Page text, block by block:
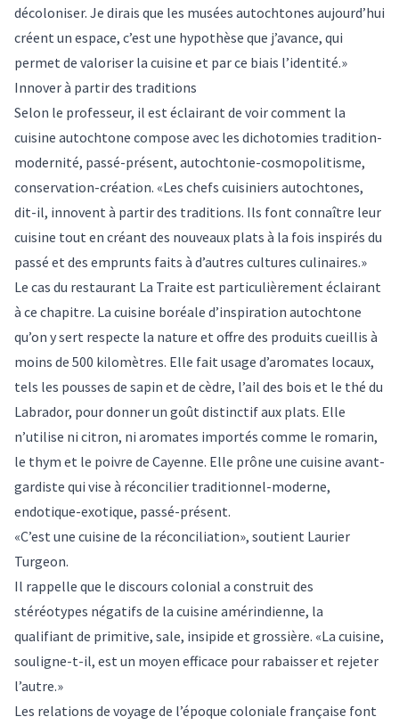
décoloniser. Je dirais que les musées autochtones aujourd’hui
créent un espace, c’est une hypothèse que j’avance, qui
permet de valoriser la cuisine et par ce biais l’identité.»
Innover à partir des traditions
Selon le professeur, il est éclairant de voir comment la
cuisine autochtone compose avec les dichotomies tradition-
modernité, passé-présent, autochtonie-cosmopolitisme,
conservation-création. «Les chefs cuisiniers autochtones,
dit-il, innovent à partir des traditions. Ils font connaître leur
cuisine tout en créant des nouveaux plats à la fois inspirés du
passé et des emprunts faits à d’autres cultures culinaires.»
Le cas du restaurant La Traite est particulièrement éclairant
à ce chapitre. La cuisine boréale d’inspiration autochtone
qu’on y sert respecte la nature et offre des produits cueillis à
moins de 500 kilomètres. Elle fait usage d’aromates locaux,
tels les pousses de sapin et de cèdre, l’ail des bois et le thé du
Labrador, pour donner un goût distinctif aux plats. Elle
n’utilise ni citron, ni aromates importés comme le romarin,
le thym et le poivre de Cayenne. Elle prône une cuisine avant-
gardiste qui vise à réconcilier traditionnel-moderne,
endotique-exotique, passé-présent.
«C’est une cuisine de la réconciliation», soutient Laurier
Turgeon.
Il rappelle que le discours colonial a construit des
stéréotypes négatifs de la cuisine amérindienne, la
qualifiant de primitive, sale, insipide et grossière. «La cuisine,
souligne-t-il, est un moyen efficace pour rabaisser et rejeter
l’autre.»
Les relations de voyage de l’époque coloniale française font